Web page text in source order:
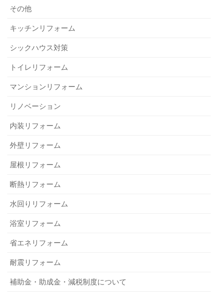
その他
キッチンリフォーム
シックハウス対策
トイレリフォーム
マンションリフォーム
リノベーション
内装リフォーム
外壁リフォーム
屋根リフォーム
断熱リフォーム
水回りリフォーム
浴室リフォーム
省エネリフォーム
耐震リフォーム
補助金・助成金・減税制度について